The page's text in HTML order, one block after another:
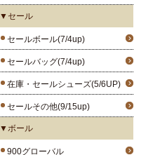
▼セール
セールボール(7/4up)
セールバッグ(7/4up)
在庫・セールシューズ(5/6UP)
セールその他(9/15up)
▼ボール
900グローバル